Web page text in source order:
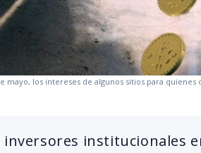
mayo, los intereses de algunos sitios para
inversores institucionales